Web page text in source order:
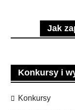
Jak
Konkursy i
Konkursy